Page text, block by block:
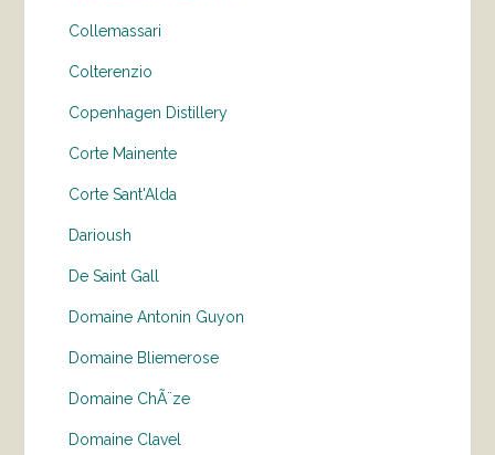
Collemassari
Colterenzio
Copenhagen Distillery
Corte Mainente
Corte Sant'Alda
Darioush
De Saint Gall
Domaine Antonin Guyon
Domaine Bliemerose
Domaine ChÃ¨ze
Domaine Clavel